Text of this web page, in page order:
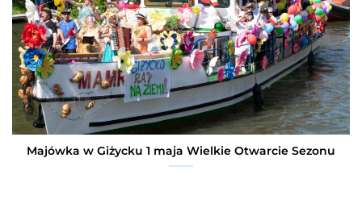
Majówka w Giżycku 1 maja Wielkie Otwarcie Sezonu